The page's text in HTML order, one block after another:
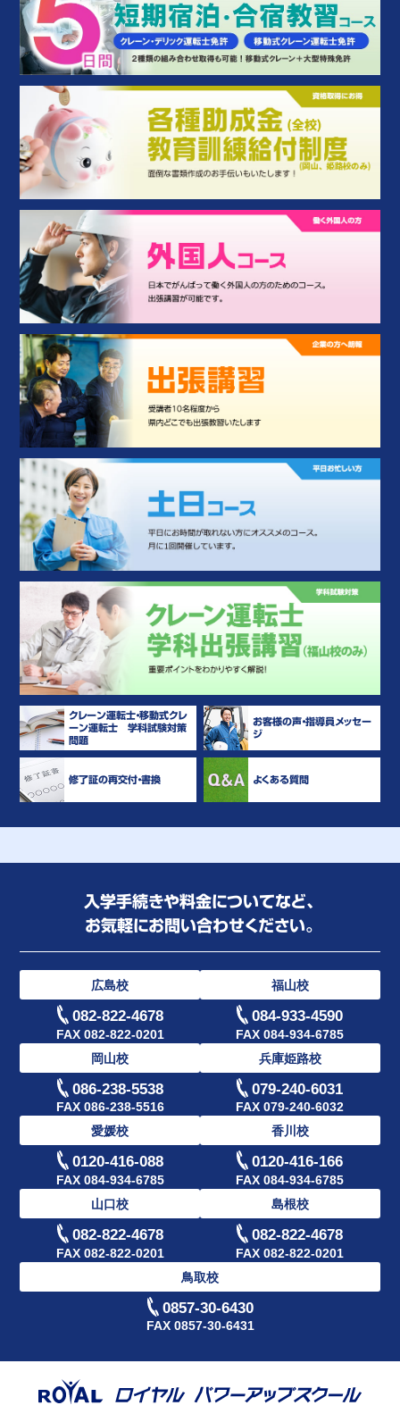
クレーン運転士・移動式クレ
ーン運転士 学科試験対策
問題
お客様の声・指導員メッセー
ジ
修了証の再交付・書換 よくある質問
入学手続きや料金についてなど、
お気軽にお問い合わせください。
広島校
082-822-4678
FAX 082-822-0201
福山校
084-933-4590
FAX 084-934-6785
岡山校
086-238-5538
FAX 086-238-5516
兵庫姫路校
079-240-6031
FAX 079-240-6032
愛媛校
0120-416-088
FAX 084-934-6785
香川校
0120-416-166
FAX 084-934-6785
山口校
082-822-4678
FAX 082-822-0201
島根校
082-822-4678
FAX 082-822-0201
鳥取校
0857-30-6430
FAX 0857-30-6431